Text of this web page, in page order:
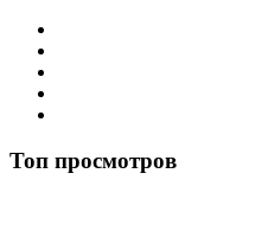
Топ просмотров